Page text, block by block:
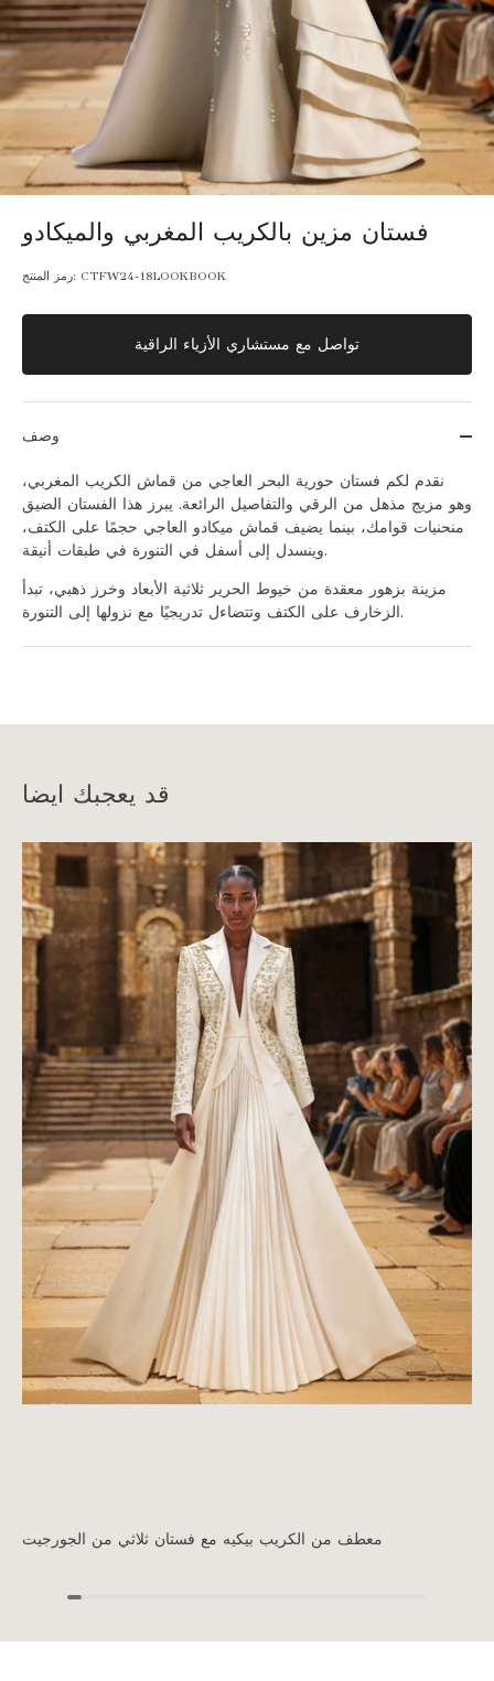
فستان مزين بالكريب المغربي والميكادو
رمز المنتج: CTFW24-18LOOKBOOK
تواصل مع مستشاري الأزياء الراقية
وصف
نقدم لكم فستان حورية البحر العاجي من قماش الكريب المغربي،
وهو مزيج مذهل من الرقي والتفاصيل الرائعة. يبرز هذا الفستان الضيق
منحنيات قوامك، بينما يضيف قماش ميكادو العاجي حجمًا على الكتف،
وينسدل إلى أسفل في التنورة في طبقات أنيقة.
مزينة بزهور معقدة من خيوط الحرير ثلاثية الأبعاد وخرز ذهبي، تبدأ
الزخارف على الكتف وتتضاءل تدريجيًا مع نزولها إلى التنورة.
قد يعجبك ايضا
معطف من الكريب بيكيه مع فستان ثلاثي من الجورجيت